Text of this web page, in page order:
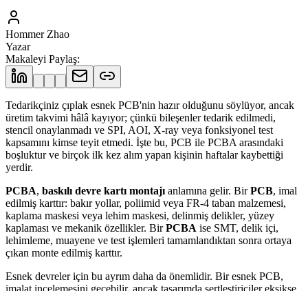
Hommer Zhao
Yazar
Makaleyi Paylaş:
Tedarikçiniz çıplak esnek PCB'nin hazır olduğunu söylüyor, ancak
üretim takvimi hâlâ kayıyor; çünkü bileşenler tedarik edilmedi,
stencil onaylanmadı ve SPI, AOI, X-ray veya fonksiyonel test
kapsamını kimse teyit etmedi. İşte bu, PCB ile PCBA arasındaki
boşluktur ve birçok ilk kez alım yapan kişinin haftalar kaybettiği
yerdir.
PCBA, baskılı devre kartı montajı anlamına gelir. BirPCB, imal
edilmiş karttır: bakır yollar, poliimid veya FR-4 taban malzemesi,
kaplama maskesi veya lehim maskesi, delinmiş delikler, yüzey
kaplaması ve mekanik özellikler. BirPCBA ise SMT, delik içi,
lehimleme, muayene ve test işlemleri tamamlandıktan sonra ortaya
çıkan monte edilmiş karttır.
Esnek devreler için bu ayrım daha da önemlidir. Bir esnek PCB,
imalat incelemesini geçebilir, ancak tasarımda sertleştiriciler eksikse,